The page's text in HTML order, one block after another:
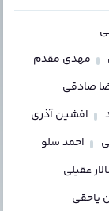
مهدی مقدم
صادقی
افشین آذری
احمد سلو
عقیلی
یاحقی